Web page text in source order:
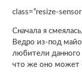
class=”resize-
Сначала я
Ведро из-под
любители
что же оно может